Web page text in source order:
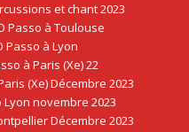
et chant 2023
Passo à Toulouse
Passo à Lyon
à Paris (Xe) 22
(Xe) Décembre 2023
novembre 2023
Décembre 2023